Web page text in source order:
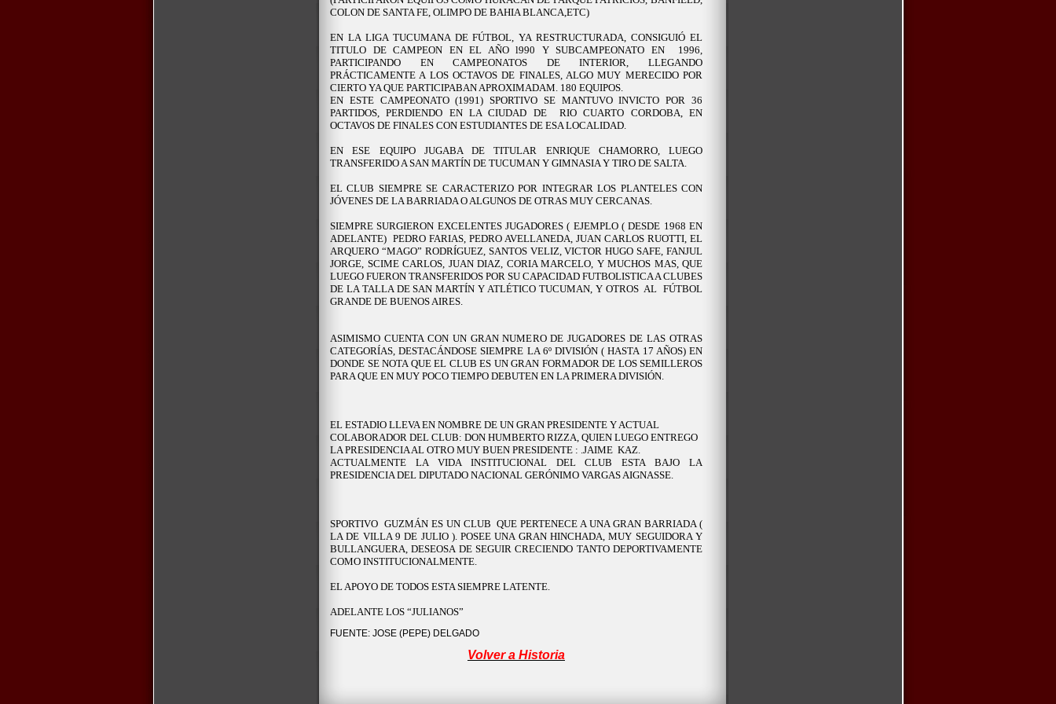
COLON DE SANTA FE, OLIMPO DE BAHIA BLANCA,ETC)
EN LA LIGA TUCUMANA DE FÚTBOL, YA RESTRUCTURADA, CONSIGUIÓ EL
TITULO DE CAMPEON EN EL AÑO l990 Y SUBCAMPEONATO EN 1996,
PARTICIPANDO EN CAMPEONATOS DE INTERIOR, LLEGANDO
PRÁCTICAMENTE A LOS OCTAVOS DE FINALES, ALGO MUY MERECIDO POR
CIERTO YA QUE PARTICIPABAN APROXIMADAM. 180 EQUIPOS.
EN ESTE CAMPEONATO (1991) SPORTIVO SE MANTUVO INVICTO POR 36
PARTIDOS, PERDIENDO EN LA CIUDAD DE RIO CUARTO CORDOBA, EN
OCTAVOS DE FINALES CON ESTUDIANTES DE ESA LOCALIDAD.
EN ESE EQUIPO JUGABA DE TITULAR ENRIQUE CHAMORRO, LUEGO
TRANSFERIDO A SAN MARTÍN DE TUCUMAN Y GIMNASIA Y TIRO DE SALTA.
EL CLUB SIEMPRE SE CARACTERIZO POR INTEGRAR LOS PLANTELES CON
JÓVENES DE LA BARRIADA O ALGUNOS DE OTRAS MUY CERCANAS.
SIEMPRE SURGIERON EXCELENTES JUGADORES ( EJEMPLO ( DESDE 1968 EN
ADELANTE) PEDRO FARIAS, PEDRO AVELLANEDA, JUAN CARLOS RUOTTI, EL
ARQUERO “MAGO” RODRÍGUEZ, SANTOS VELIZ, VICTOR HUGO SAFE, FANJUL
JORGE, SCIME CARLOS, JUAN DIAZ, CORIA MARCELO, Y MUCHOS MAS, QUE
LUEGO FUERON TRANSFERIDOS POR SU CAPACIDAD FUTBOLISTICA A CLUBES
DE LA TALLA DE SAN MARTÍN Y ATLÉTICO TUCUMAN, Y OTROS AL FÚTBOL
GRANDE DE BUENOS AIRES.
ASIMISMO CUENTA CON UN GRAN NUMERO DE JUGADORES DE LAS OTRAS
CATEGORÍAS, DESTACÁNDOSE SIEMPRE LA 6º DIVISIÓN ( HASTA 17 AÑOS) EN
DONDE SE NOTA QUE EL CLUB ES UN GRAN FORMADOR DE LOS SEMILLEROS
PARA QUE EN MUY POCO TIEMPO DEBUTEN EN LA PRIMERA DIVISIÓN.
EL ESTADIO LLEVA EN NOMBRE DE UN GRAN PRESIDENTE Y ACTUAL
COLABORADOR DEL CLUB: DON HUMBERTO RIZZA, QUIEN LUEGO ENTREGO
LA PRESIDENCIA AL OTRO MUY BUEN PRESIDENTE : .JAIME KAZ.
ACTUALMENTE LA VIDA INSTITUCIONAL DEL CLUB ESTA BAJO LA
PRESIDENCIA DEL DIPUTADO NACIONAL GERÓNIMO VARGAS AIGNASSE.
SPORTIVO GUZMÁN ES UN CLUB QUE PERTENECE A UNA GRAN BARRIADA (
LA DE VILLA 9 DE JULIO ). POSEE UNA GRAN HINCHADA, MUY SEGUIDORA Y
BULLANGUERA, DESEOSA DE SEGUIR CRECIENDO TANTO DEPORTIVAMENTE
COMO INSTITUCIONALMENTE.
EL APOYO DE TODOS ESTA SIEMPRE LATENTE.
ADELANTE LOS “JULIANOS”
FUENTE: JOSE (PEPE) DELGADO
Volver a Historia